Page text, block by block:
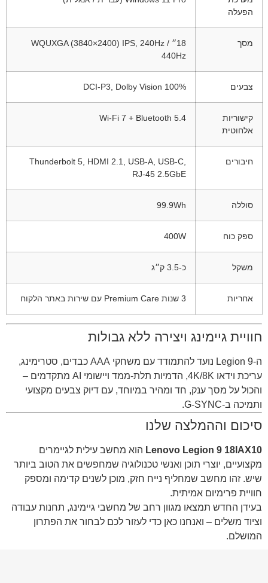
הפעלה
מסך
18״ WQUXGA (3840×2400) IPS, 240Hz /
440Hz
צבעים 100% DCI-P3, Dolby Vision
קישוריות
אלחוטית
Wi-Fi 7 + Bluetooth 5.4
חיבורים
Thunderbolt 5, HDMI 2.1, USB-A, USB-C,
RJ-45 2.5GbE
סוללה ‎99.9Wh
ספק כוח ‎400W
משקל כ-3.5 ק״ג
אחריות 3 שנות Premium Care עם שירות באתר הלקוח
חוויית גיימינג ויצירה ללא גבולות
ה-Legion 9 נועד להתמודד עם משחקי AAA כבדים, סטרימינג,
עריכת וידאו 4K/8K, הדמיות תלת-ממד ויישומי AI מתקדמים –
והכול על מסך ענק, חד ומהיר במיוחד, עם דיוק צבעים מקצועי
ותמיכה ב-G-SYNC.
סיכום וההמלצה שלנו
Lenovo Legion 9 18IAX10 הוא מחשב עילית לגיימרים
מקצועיים, יוצרי תוכן ואנשי טכנולוגיה שמחפשים את הטוב ביותר
שיש. זהו מחשב שמחליף נייח חזק, מוכן לשנים קדימה ומספק
חוויית פרימיום אמיתית.
בעידן החדש תמצאו מגוון רחב של מחשבי גיימינג, תחנות עבודה
וציוד משלים – ואנחנו כאן כדי לעזור לכם לבחור את הפתרון
המושלם.